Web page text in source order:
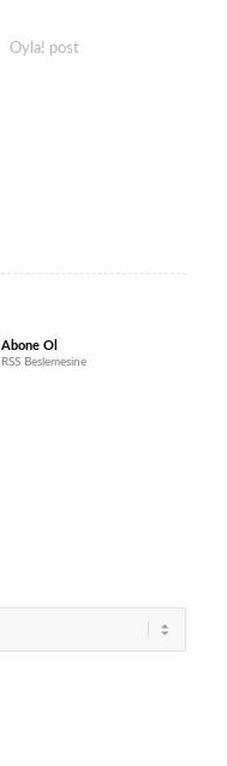
Oyla! post
Abone Ol
RSS Beslemesine